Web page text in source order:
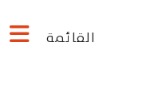
القائمة